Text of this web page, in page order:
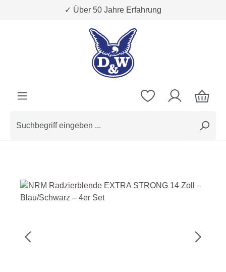
Zum Hauptinhalt springen✓ Über 50 Jahre Erfahrung
Bildergalerie überspringen